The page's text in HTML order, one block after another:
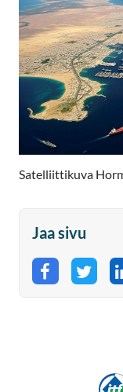
Satelliittikuva
Jaa sivu
Jaa Jaa